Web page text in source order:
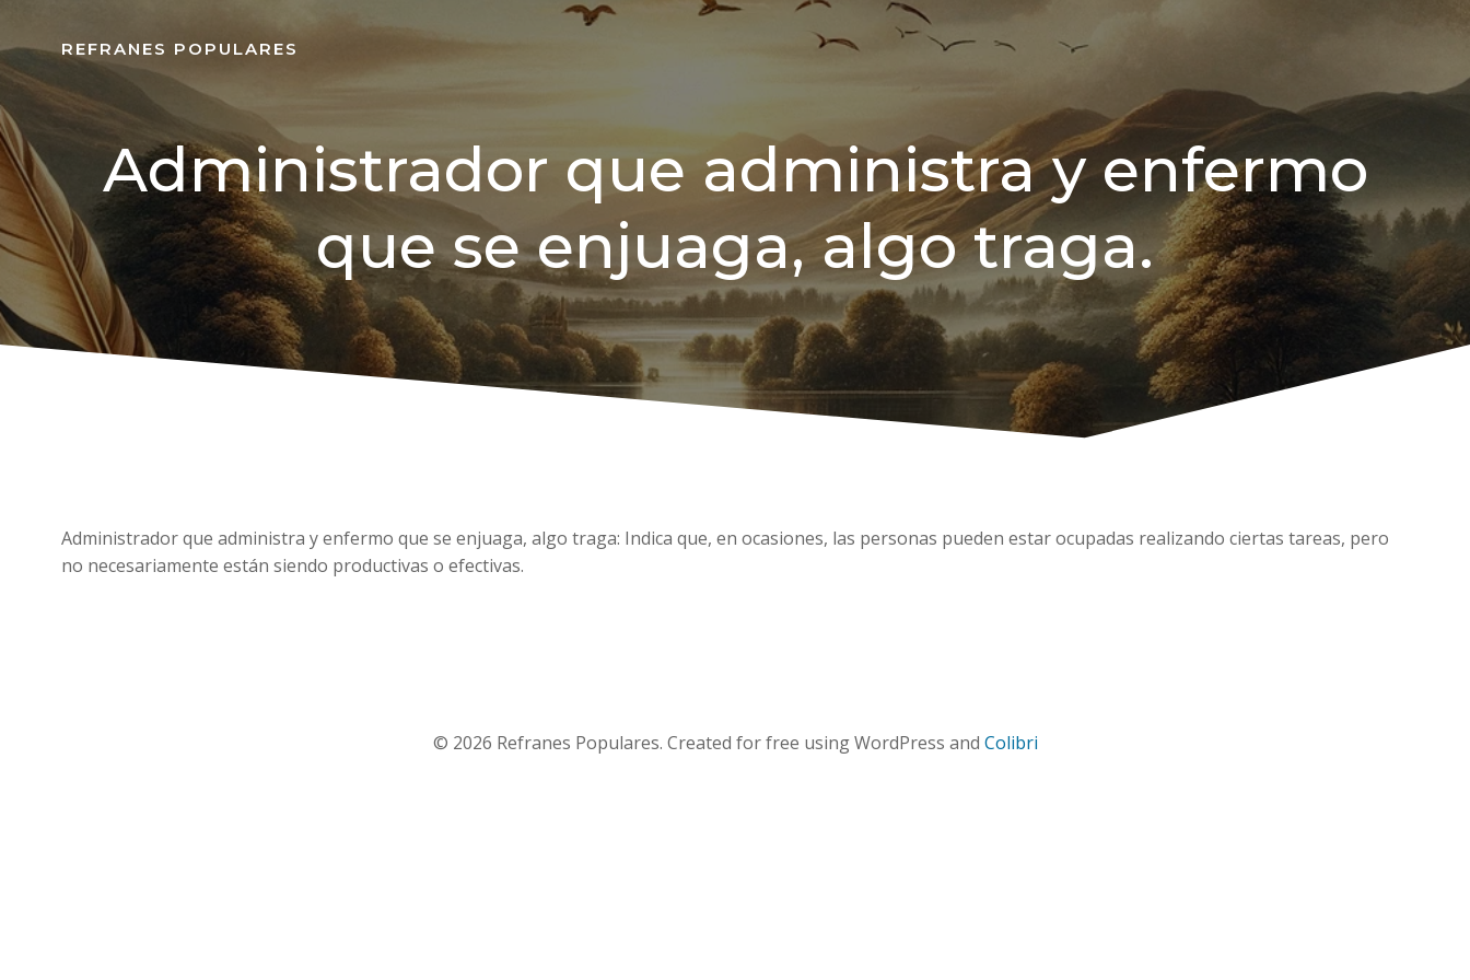
REFRANES POPULARES
Administrador que administra y enfermo
que se enjuaga, algo traga.
Administrador que administra y enfermo que se enjuaga, algo traga: Indica que, en ocasiones, las personas pueden estar ocupadas realizando ciertas tareas, pero
no necesariamente están siendo productivas o efectivas.
© 2026 Refranes Populares. Created for free using WordPress and Colibri